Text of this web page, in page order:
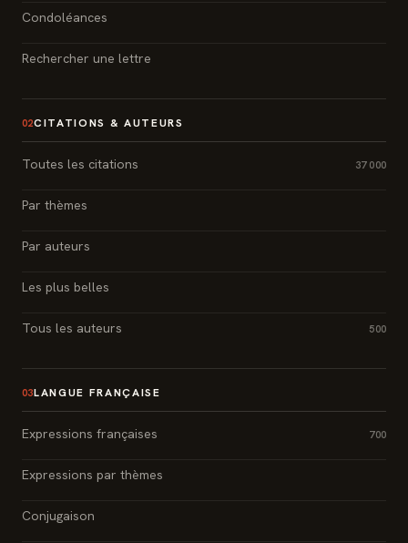
Condoléances
Rechercher une lettre
02CITATIONS & AUTEURS
Toutes les citations 37 000
Par thèmes
Par auteurs
Les plus belles
Tous les auteurs 500
03LANGUE FRANÇAISE
Expressions françaises 700
Expressions par thèmes
Conjugaison